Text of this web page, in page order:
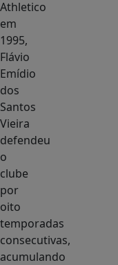
Athletico
em
1995,
Flávio
Emídio
dos
Santos
Vieira
defendeu
o
clube
por
oito
temporadas
consecutivas,
acumulando